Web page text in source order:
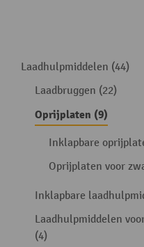
Laadhulpmiddelen (44)
Laadbruggen (22)
Oprijplaten (9)
Inklapbare
Oprijplaten voor
Inklapbare
Laadhulpmiddelen
(4)